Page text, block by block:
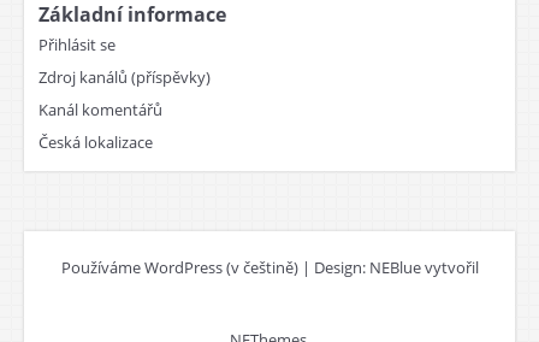
Základní informace
Přihlásit se
Zdroj kanálů (příspěvky)
Kanál komentářů
Česká lokalizace
Používáme WordPress (v češtině) | Design: NEBlue vytvořil